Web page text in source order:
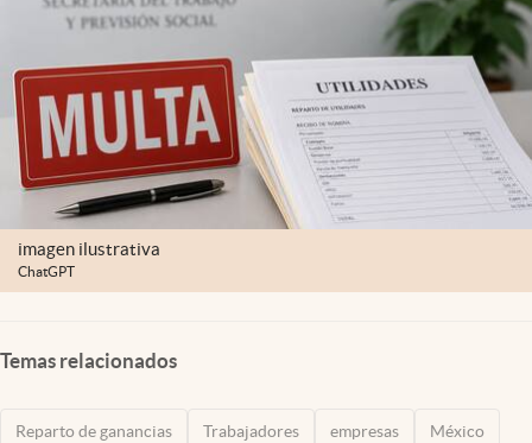
abre en nueva pestaña
imagen ilustrativa
ChatGPT
Temas relacionados
Reparto de ganancias Trabajadores empresas México